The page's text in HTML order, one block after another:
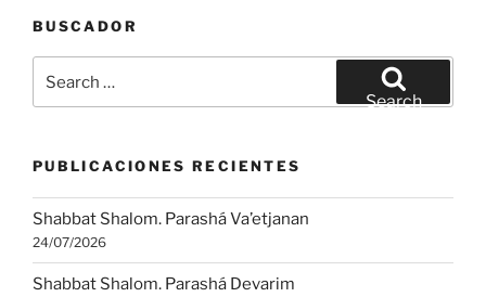
BUSCADOR
for:
Search
PUBLICACIONES RECIENTES
Shabbat Shalom. Parashá Va’etjanan
24/07/2026
Shabbat Shalom. Parashá Devarim